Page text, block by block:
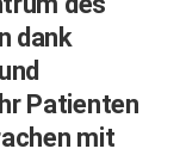
dank
Patienten
mit